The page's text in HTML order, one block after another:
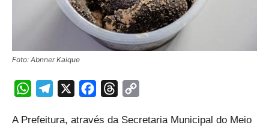
Foto: Abnner Kaique
WhatsAppTelegram FacebookThreads
A Prefeitura, através da Secretaria Municipal do Meio